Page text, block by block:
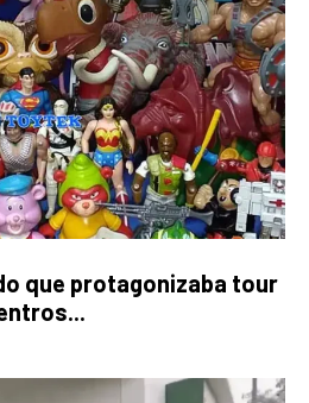
que protagonizaba tour